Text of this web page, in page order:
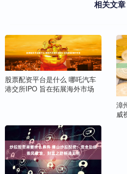
相关文章
股票配资平台是什么 哪吒汽车
港交所IPO 旨在拓展海外市场
漳
威